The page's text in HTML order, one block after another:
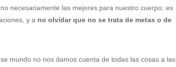
necesariamente las mejores para nuestro cuerpo; es
y a no olvidar que no se trata de metas o de
mundo no nos damos cuenta de todas las cosas a las